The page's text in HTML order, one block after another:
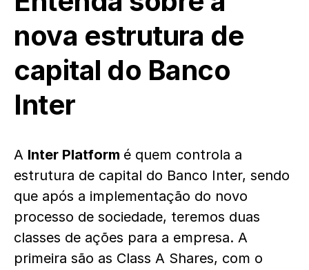
nova estrutura de
capital do Banco
Inter
A Inter Platform é quem controla a
estrutura de capital do Banco Inter, sendo
que após a implementação do novo
processo de sociedade, teremos duas
classes de ações para a empresa. A
primeira são as Class A Shares, com o